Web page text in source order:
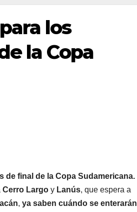
los
la Copa
de final de la Copa Sudamericana.
Cerro Largo y Lanús, que espera a
, ya saben cuándo se enterarán